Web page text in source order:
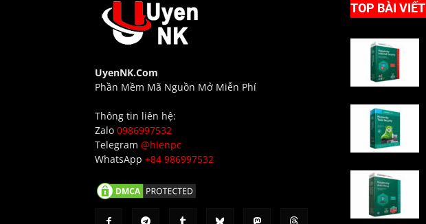
UyenNK.Com
Phần Mềm Mã Nguồn Mở Miễn Phí
Thông tin liên hệ:
Zalo 0986997532
Telegram @hienpc
WhatsApp +84 986997532
TOP BÀI VIẾT